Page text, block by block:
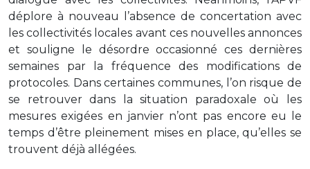
déplore à nouveau l’absence de concertation avec
les collectivités locales avant ces nouvelles annonces
et souligne le désordre occasionné ces dernières
semaines par la fréquence des modifications de
protocoles. Dans certaines communes, l’on risque de
se retrouver dans la situation paradoxale où les
mesures exigées en janvier n’ont pas encore eu le
temps d’être pleinement mises en place, qu’elles se
trouvent déjà allégées.